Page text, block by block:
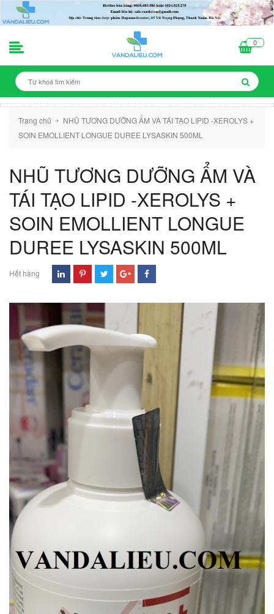
0
Trang chủ +
NHŨ TƯƠNG DƯỠNG ẨM VÀ TÁI TẠO LIPID -XEROLYS +
SOIN EMOLLIENT LONGUE DUREE LYSASKIN 500ML
NHŨ TƯƠNG DƯỠNG ẨM VÀ
TÁI TẠO LIPID -XEROLYS +
SOIN EMOLLIENT LONGUE
DUREE LYSASKIN 500ML
Hết hàng